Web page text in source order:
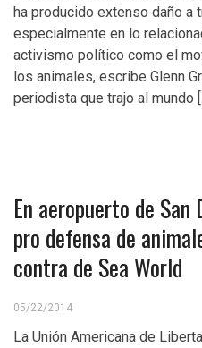
ha producido extenso daño a
especialmente en lo
activismo político como el
los animales, escribe Glenn
periodista que trajo al mundo
En aeropuerto de
pro defensa de
contra de Sea World
05/22/2014
La Unión Americana de